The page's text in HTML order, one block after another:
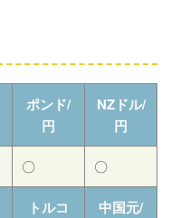
ポンド/
円
NZドル/
円
〇 〇
トルコ
中国元/